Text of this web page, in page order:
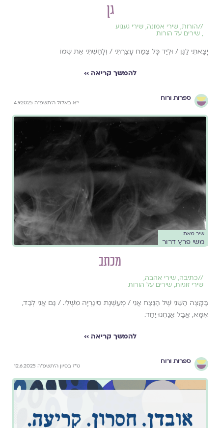
גן
//הורות, שירי אמונה, שירי געגוע
, שירים על הורות
יָצָאתִי לַגַּן / וּלְיַד כָּל צֶמַח עָצַרְתִּי / וְלָחַשְׁתִּי אֶת שְׁמוֹ
להמשך קריאה ››
ספרות ורוח
י״א באלול ה׳תשפ״ה 4.9.2025
שיר מאת
משי פרץ דרור
מכתב
//כתיבה, שירי אהבה,
שירי זוגיות, שירים על הורות
בַּקָּצֶה הַשֵּׁנִי שֶׁל הַנֶּצַח אֲנִי / מְעַשֶּׁנֶת סִיגַרְיָה מִשֶּׁלִּי. / גַּם אֲנִי לְבַד,
אִמָּא, אֲבָל אֲנַחְנוּ יַחַד.
להמשך קריאה ››
ספרות ורוח
ט״ז בסיון ה׳תשפ״ה 12.6.2025